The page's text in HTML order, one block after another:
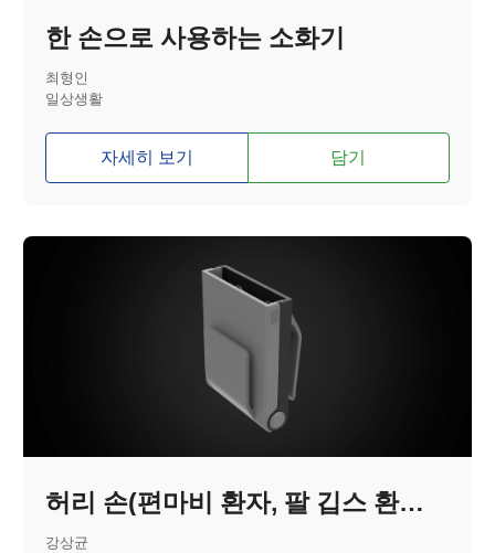
한 손으로 사용하는 소화기
최형인
일상생활
자세히 보기 담기
허리 손(편마비 환자, 팔 깁스 환자를 위한 보조기기)
강상균